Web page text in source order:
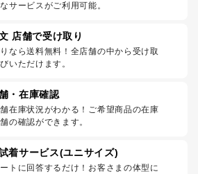
サービスがご利用可能。
店舗で受け取り
なら送料無料！全店舗の中から受け取
いただけます。
・在庫確認
在庫状況がわかる！ご希望商品の在庫
の確認ができます。
着サービス(ユニサイズ)
トに回答するだけ！お客さまの体型に